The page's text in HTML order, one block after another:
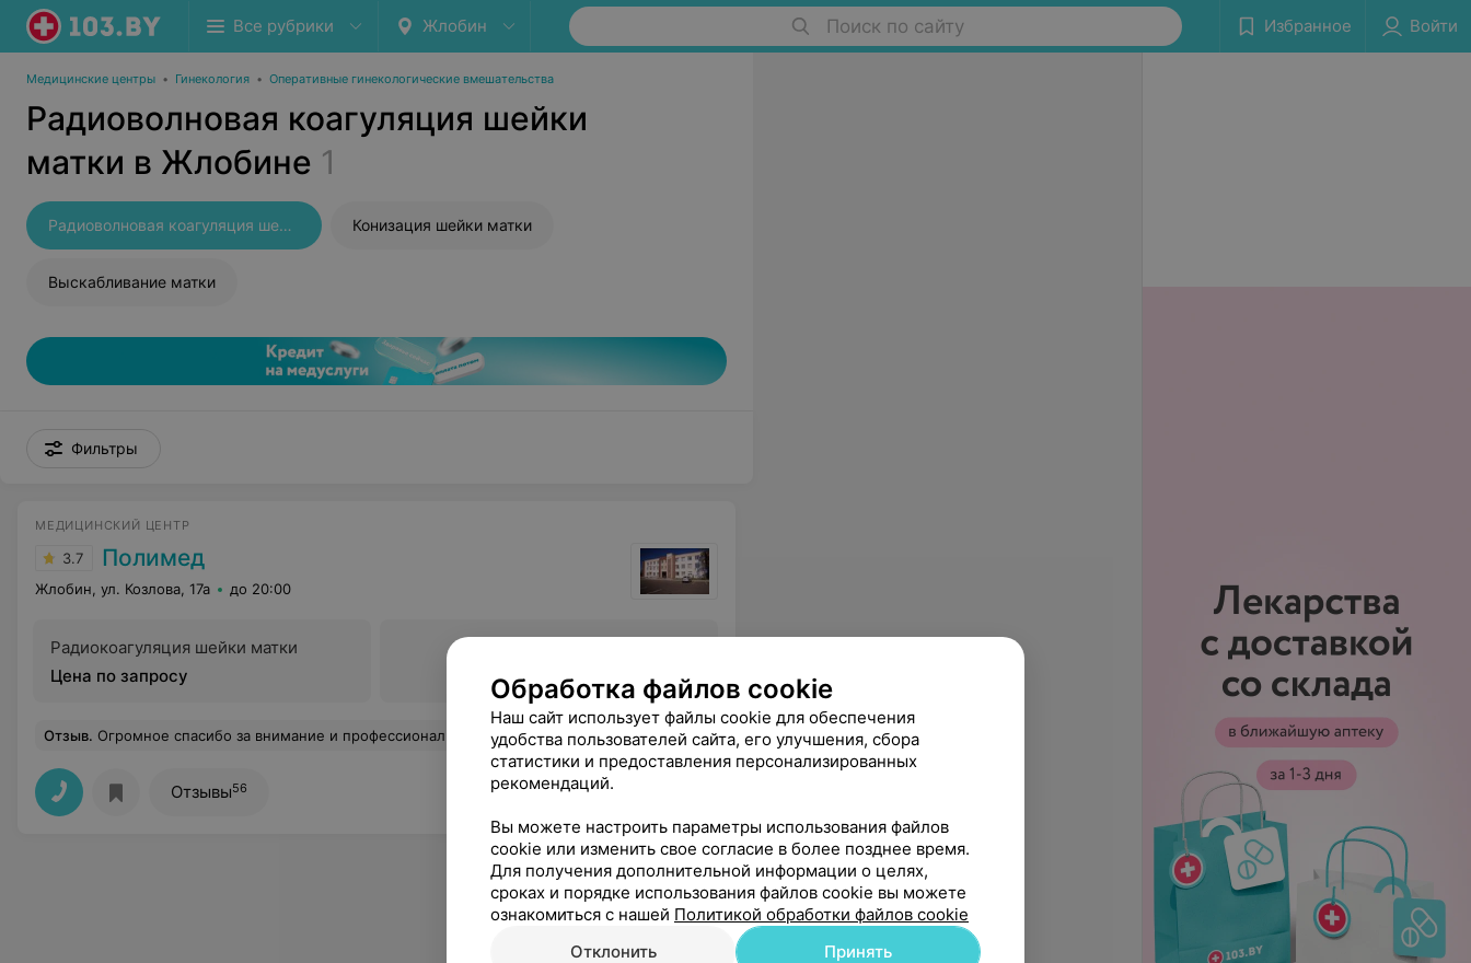
Все рубрики Жлобин Поиск по сайту Избранное Войти
Медицинские центры • Гинекология • Оперативные гинекологические вмешательства
Радиоволновая коагуляция шейки
матки в Жлобине 1
Радиоволновая коагуляция шейки матки Конизация шейки матки
Выскабливание матки
Фильтры
МЕДИЦИНСКИЙ ЦЕНТР
3.7 Полимед
Жлобин, ул. Козлова, 17а до 20:00
Радиокоагуляция шейки матки
Цена по запросу
Отзыв. Огромное спасибо за внимание и профессионализм! Успехов Вам и здоровья! Еще
Отзывы56
Обработка файлов cookie
Наш сайт использует файлы cookie для обеспечения
удобства пользователей сайта, его улучшения, сбора
статистики и предоставления персонализированных
рекомендаций.
Вы можете настроить параметры использования файлов
cookie или изменить свое согласие в более позднее время.
Для получения дополнительной информации о целях,
сроках и порядке использования файлов cookie вы можете
ознакомиться с нашей Политикой обработки файлов cookie
Отклонить
Принять